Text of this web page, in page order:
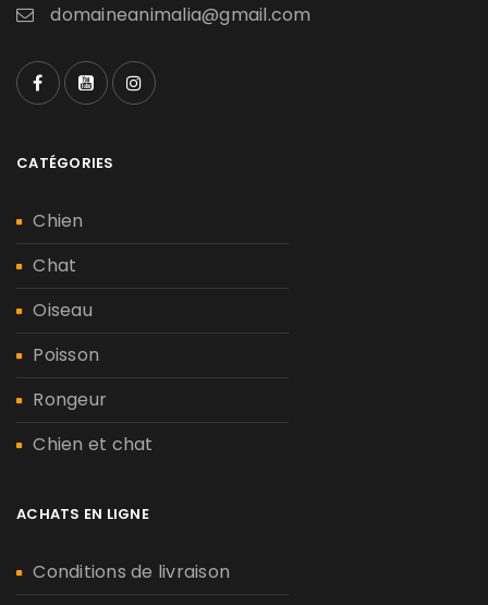
domaineanimalia@gmail.com
CATÉGORIES
Chien
Chat
Oiseau
Poisson
Rongeur
Chien et chat
ACHATS EN LIGNE
Conditions de livraison